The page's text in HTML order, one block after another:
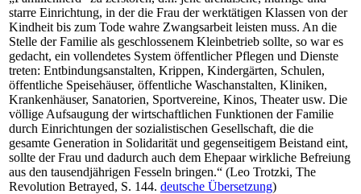
starre Einrichtung, in der die Frau der werktätigen Klassen von der
Kindheit bis zum Tode wahre Zwangsarbeit leisten muss. An die
Stelle der Familie als geschlossenem Kleinbetrieb sollte, so war es
gedacht, ein vollendetes System öffentlicher Pflegen und Dienste
treten: Entbindungsanstalten, Krippen, Kindergärten, Schulen,
öffentliche Speisehäuser, öffentliche Waschanstalten, Kliniken,
Krankenhäuser, Sanatorien, Sportvereine, Kinos, Theater usw. Die
völlige Aufsaugung der wirtschaftlichen Funktionen der Familie
durch Einrichtungen der sozialistischen Gesellschaft, die die
gesamte Generation in Solidarität und gegenseitigem Beistand eint,
sollte der Frau und dadurch auch dem Ehepaar wirkliche Befreiung
aus den tausendjährigen Fesseln bringen.“ (Leo Trotzki, The
Revolution Betrayed, S. 144. deutsche Übersetzung)